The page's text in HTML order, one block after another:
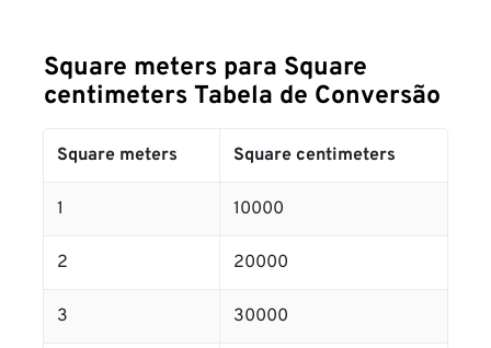
Square meters para Square
centimeters Tabela de Conversão
Square meters Square centimeters
1 10000
2 20000
3 30000